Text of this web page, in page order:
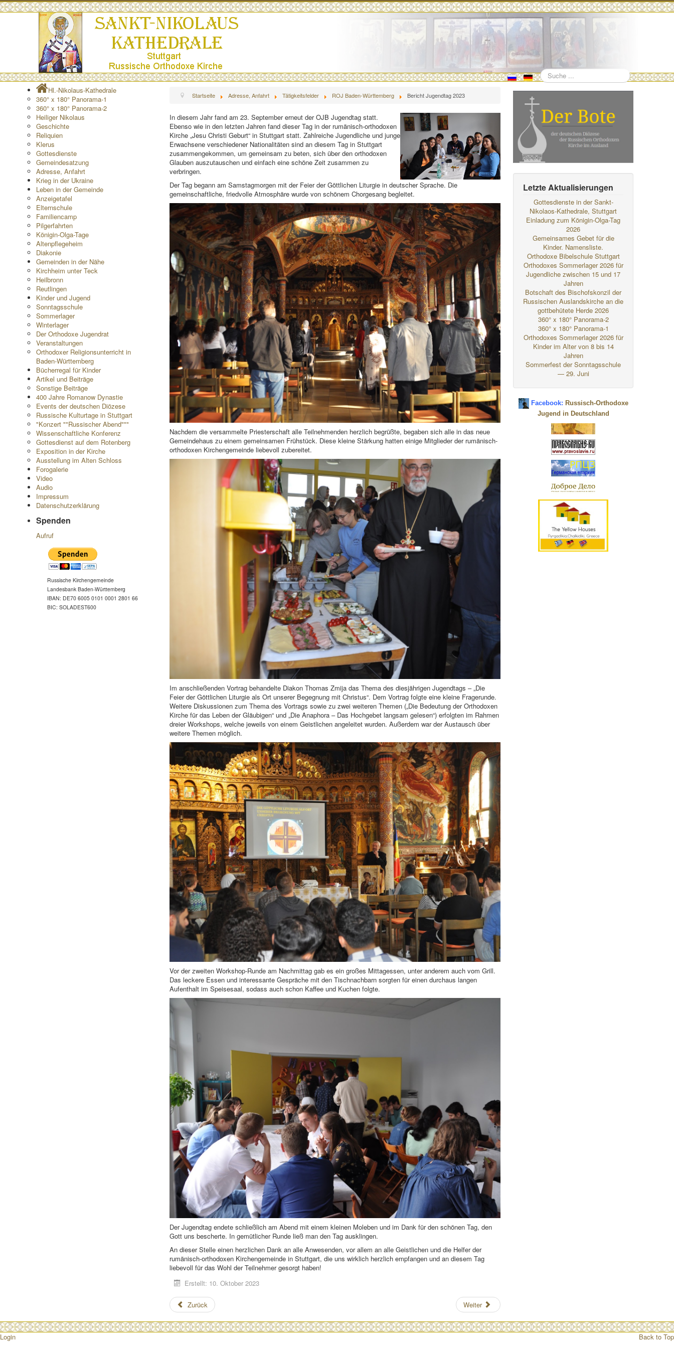
Suchen
Hl.-Nikolaus-Kathedrale
360° x 180° Panorama-1
360° x 180° Panorama-2
Heiliger Nikolaus
Geschichte
Reliquien
Klerus
Gottesdienste
Gemeindesatzung
Adresse, Anfahrt
Krieg in der Ukraine
Leben in der Gemeinde
Anzeigetafel
Elternschule
Familiencamp
Pilgerfahrten
Königin-Olga-Tage
Altenpflegeheim
Diakonie
Gemeinden in der Nähe
Kirchheim unter Teck
Heilbronn
Reutlingen
Kinder und Jugend
Sonntagsschule
Sommerlager
Winterlager
Der Orthodoxe Jugendrat
Veranstaltungen
Orthodoxer Religionsunterricht in
Baden-Württemberg
Bücherregal für Kinder
Artikel und Beiträge
Sonstige Beiträge
400 Jahre Romanow Dynastie
Events der deutschen Diözese
Russische Kulturtage in Stuttgart
"Konzert ""Russischer Abend"""
Wissenschaftliche Konferenz
Gottesdienst auf dem Rotenberg
Exposition in der Kirche
Ausstellung im Alten Schloss
Forogalerie
Video
Audio
Impressum
Datenschutzerklärung
Spenden
Aufruf
Russische Kirchengemeinde
Landesbank Baden-Württemberg
IBAN: DE70 6005 0101 0001 2801 66
BIC: SOLADEST600
Startseite Adresse, Anfahrt Tätigkeitsfelder ROJ Baden-Württemberg Bericht Jugendtag 2023
In diesem Jahr fand am 23. September erneut der OJB Jugendtag statt.
Ebenso wie in den letzten Jahren fand dieser Tag in der rumänisch-orthodoxen
Kirche „Jesu Christi Geburt“ in Stuttgart statt. Zahlreiche Jugendliche und junge
Erwachsene verschiedener Nationalitäten sind an diesem Tag in Stuttgart
zusammengekommen, um gemeinsam zu beten, sich über den orthodoxen
Glauben auszutauschen und einfach eine schöne Zeit zusammen zu
verbringen.
Der Tag begann am Samstagmorgen mit der Feier der Göttlichen Liturgie in deutscher Sprache. Die
gemeinschaftliche, friedvolle Atmosphäre wurde von schönem Chorgesang begleitet.
Nachdem die versammelte Priesterschaft alle Teilnehmenden herzlich begrüßte, begaben sich alle in das neue
Gemeindehaus zu einem gemeinsamen Frühstück. Diese kleine Stärkung hatten einige Mitglieder der rumänisch-
orthodoxen Kirchengemeinde liebevoll zubereitet.
Im anschließenden Vortrag behandelte Diakon Thomas Zmija das Thema des diesjährigen Jugendtags – „Die
Feier der Göttlichen Liturgie als Ort unserer Begegnung mit Christus“. Dem Vortrag folgte eine kleine Fragerunde.
Weitere Diskussionen zum Thema des Vortrags sowie zu zwei weiteren Themen („Die Bedeutung der Orthodoxen
Kirche für das Leben der Gläubigen“ und „Die Anaphora – Das Hochgebet langsam gelesen“) erfolgten im Rahmen
dreier Workshops, welche jeweils von einem Geistlichen angeleitet wurden. Außerdem war der Austausch über
weitere Themen möglich.
Vor der zweiten Workshop-Runde am Nachmittag gab es ein großes Mittagessen, unter anderem auch vom Grill.
Das leckere Essen und interessante Gespräche mit den Tischnachbarn sorgten für einen durchaus langen
Aufenthalt im Speisesaal, sodass auch schon Kaffee und Kuchen folgte.
Der Jugendtag endete schließlich am Abend mit einem kleinen Moleben und im Dank für den schönen Tag, den
Gott uns bescherte. In gemütlicher Runde ließ man den Tag ausklingen.
An dieser Stelle einen herzlichen Dank an alle Anwesenden, vor allem an alle Geistlichen und die Helfer der
rumänisch-orthodoxen Kirchengemeinde in Stuttgart, die uns wirklich herzlich empfangen und an diesem Tag
liebevoll für das Wohl der Teilnehmer gesorgt haben!
Erstellt: 10. Oktober 2023
Zurück Weiter
Letzte Aktualisierungen
Gottesdienste in der Sankt-
Nikolaos-Kathedrale, Stuttgart
Einladung zum Königin-Olga-Tag
2026
Gemeinsames Gebet für die
Kinder. Namensliste.
Orthodoxe Bibelschule Stuttgart
Orthodoxes Sommerlager 2026 für
Jugendliche zwischen 15 und 17
Jahren
Botschaft des Bischofskonzil der
Russischen Auslandskirche an die
gottbehütete Herde 2026
360° x 180° Panorama-2
360° x 180° Panorama-1
Orthodoxes Sommerlager 2026 für
Kinder im Alter von 8 bis 14
Jahren
Sommerfest der Sonntagsschule
— 29. Juni
Facebook: Russisch-Orthodoxe
Jugend in Deutschland
Login Back to Top